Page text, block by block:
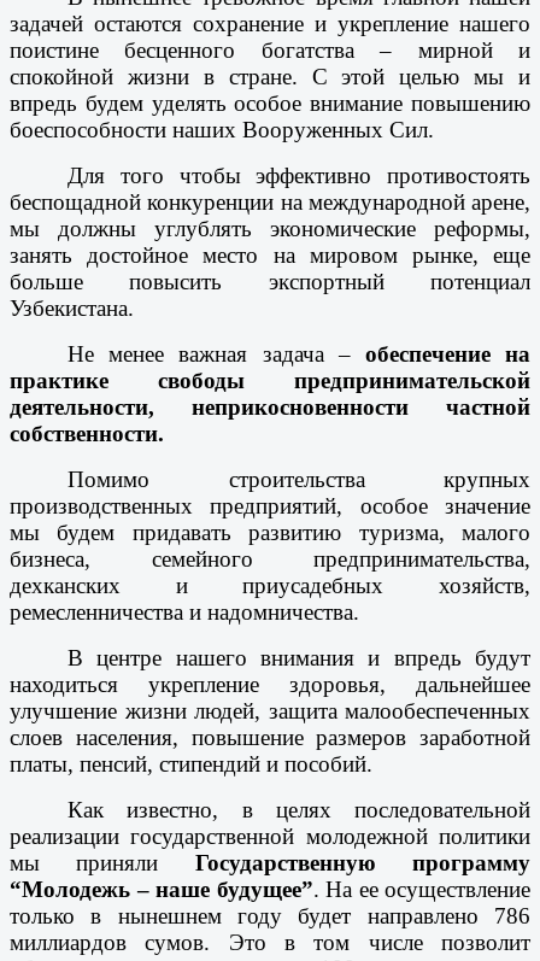
задачей остаются сохранение и укрепление нашего
поистине бесценного богатства – мирной и
спокойной жизни в стране. С этой целью мы и
впредь будем уделять особое внимание повышению
боеспособности наших Вооруженных Сил.
Для того чтобы эффективно противостоять
беспощадной конкуренции на международной арене,
мы должны углублять экономические реформы,
занять достойное место на мировом рынке, еще
больше повысить экспортный потенциал
Узбекистана.
Не менее важная задача – обеспечение на
практике свободы предпринимательской
деятельности, неприкосновенности частной
собственности.
Помимо строительства крупных
производственных предприятий, особое значение
мы будем придавать развитию туризма, малого
бизнеса, семейного предпринимательства,
дехканских и приусадебных хозяйств,
ремесленничества и надомничества.
В центре нашего внимания и впредь будут
находиться укрепление здоровья, дальнейшее
улучшение жизни людей, защита малообеспеченных
слоев населения, повышение размеров заработной
платы, пенсий, стипендий и пособий.
Как известно, в целях последовательной
реализации государственной молодежной политики
мы приняли Государственную программу
“Молодежь – наше будущее”. На ее осуществление
только в нынешнем году будет направлено 786
миллиардов сумов. Это в том числе позволит